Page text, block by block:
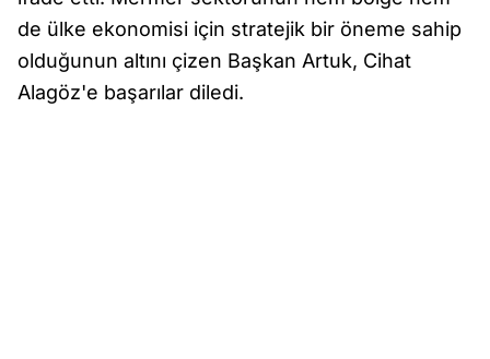
de ülke ekonomisi için stratejik bir öneme sahip
olduğunun altını çizen Başkan Artuk, Cihat
Alagöz'e başarılar diledi.